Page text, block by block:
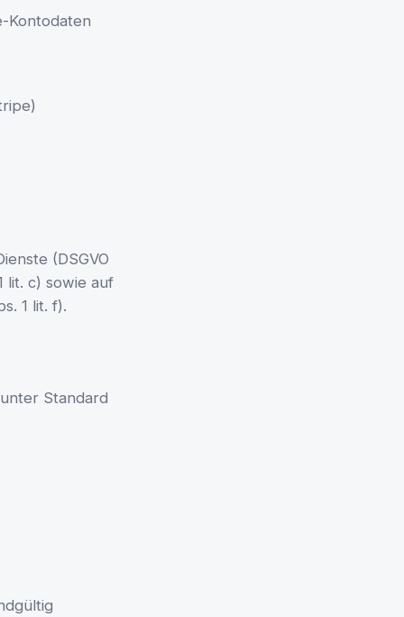
Kontodaten
(DSGVO
lit. c) sowie auf
1 lit. f).
Standard